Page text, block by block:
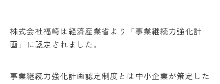
株式会社福崎は経済産業省より「事業継続力強化計
画」に認定されました。
事業継続力強化計画認定制度とは中小企業が策定した